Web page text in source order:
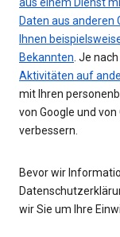
aus einem Dienst
Daten aus anderen
Ihnen
Bekannten. Je nach
Aktivitäten auf
mit Ihren
von Google und
verbessern.
Bevor wir
wir Sie um Ihre